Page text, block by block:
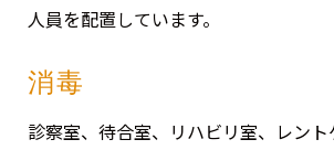
人員を配置しています。
消毒
診察室、待合室、リハビリ室、レン